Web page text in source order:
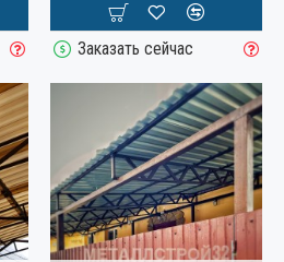
Заказать сейчас